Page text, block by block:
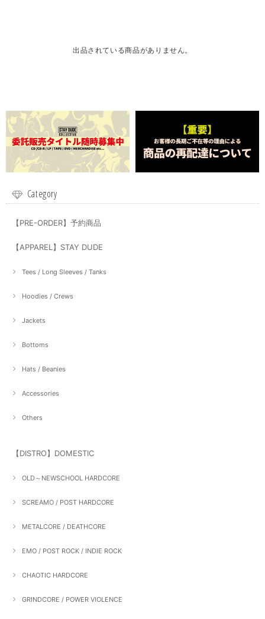
出品されている商品がありません。
Category
【PRE-ORDER】予約商品
【APPAREL】STAY DUDE
Tees / Long Sleeves / Tanks
Hoodies / Crews
Jackets
Bottoms
Hats / Beanies
Accessories
Others
【DISTRO】DOMESTIC
OLD～NEWSCHOOL HARDCORE
SCREAMO / POST HARDCORE
METALCORE / DEATHCORE
EMO / POST ROCK / INDIE ROCK
CHAOTIC HARDCORE
GRINDCORE / POWER VIOLENCE